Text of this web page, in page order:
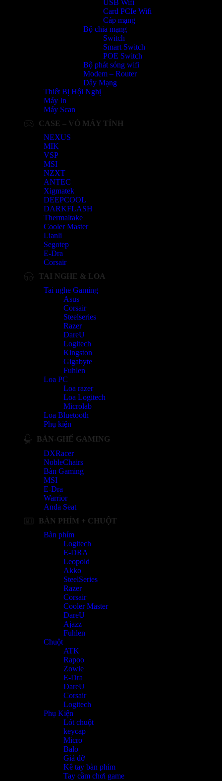
USB Wifi
Card PCIe Wifi
Cáp mạng
Bộ chia mạng
Switch
Smart Switch
POE Switch
Bộ phát sóng wifi
Modem – Router
Dây Mạng
Thiết Bị Hội Nghị
Máy In
Máy Scan
CASE – VỎ MÁY TÍNH
NEXUS
MIK
VSP
MSI
NZXT
ANTEC
Xigmatek
DEEPCOOL
DARKFLASH
Thermaltake
Cooler Master
Lianli
Segotep
E-Dra
Corsair
TAI NGHE & LOA
Tai nghe Gaming
Asus
Corsair
Steelseries
Razer
DareU
Logitech
Kingston
Gigabyte
Fuhlen
Loa PC
Loa razer
Loa Logitech
Microlab
Loa Bluetooth
Phụ kiện
BÀN-GHẾ GAMING
DXRacer
NobleChairs
Bàn Gaming
MSI
E-Dra
Warrior
Anda Seat
BÀN PHÍM + CHUỘT
Bàn phím
Logitech
E-DRA
Leopold
Akko
SteelSeries
Razer
Corsair
Cooler Master
DareU
Ajazz
Fuhlen
Chuột
ATK
Rapoo
Zowie
E-Dra
DareU
Corsair
Logitech
Phụ Kiện
Lót chuột
keycap
Micro
Balo
Giá đỡ
Kê tay bàn phím
Tay cầm chơi game